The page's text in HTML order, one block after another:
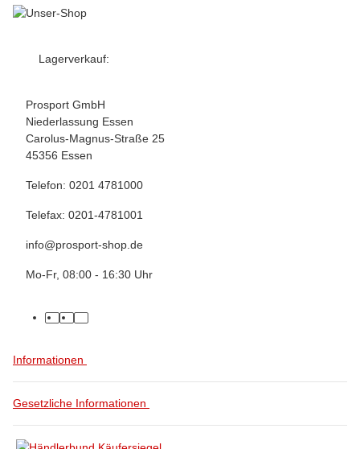
Lagerverkauf:
Prosport GmbH
Niederlassung Essen
Carolus-Magnus-Straße 25
45356 Essen
Telefon: 0201 4781000
Telefax: 0201-4781001
info@prosport-shop.de
Mo-Fr, 08:00 - 16:30 Uhr
Informationen
Gesetzliche Informationen